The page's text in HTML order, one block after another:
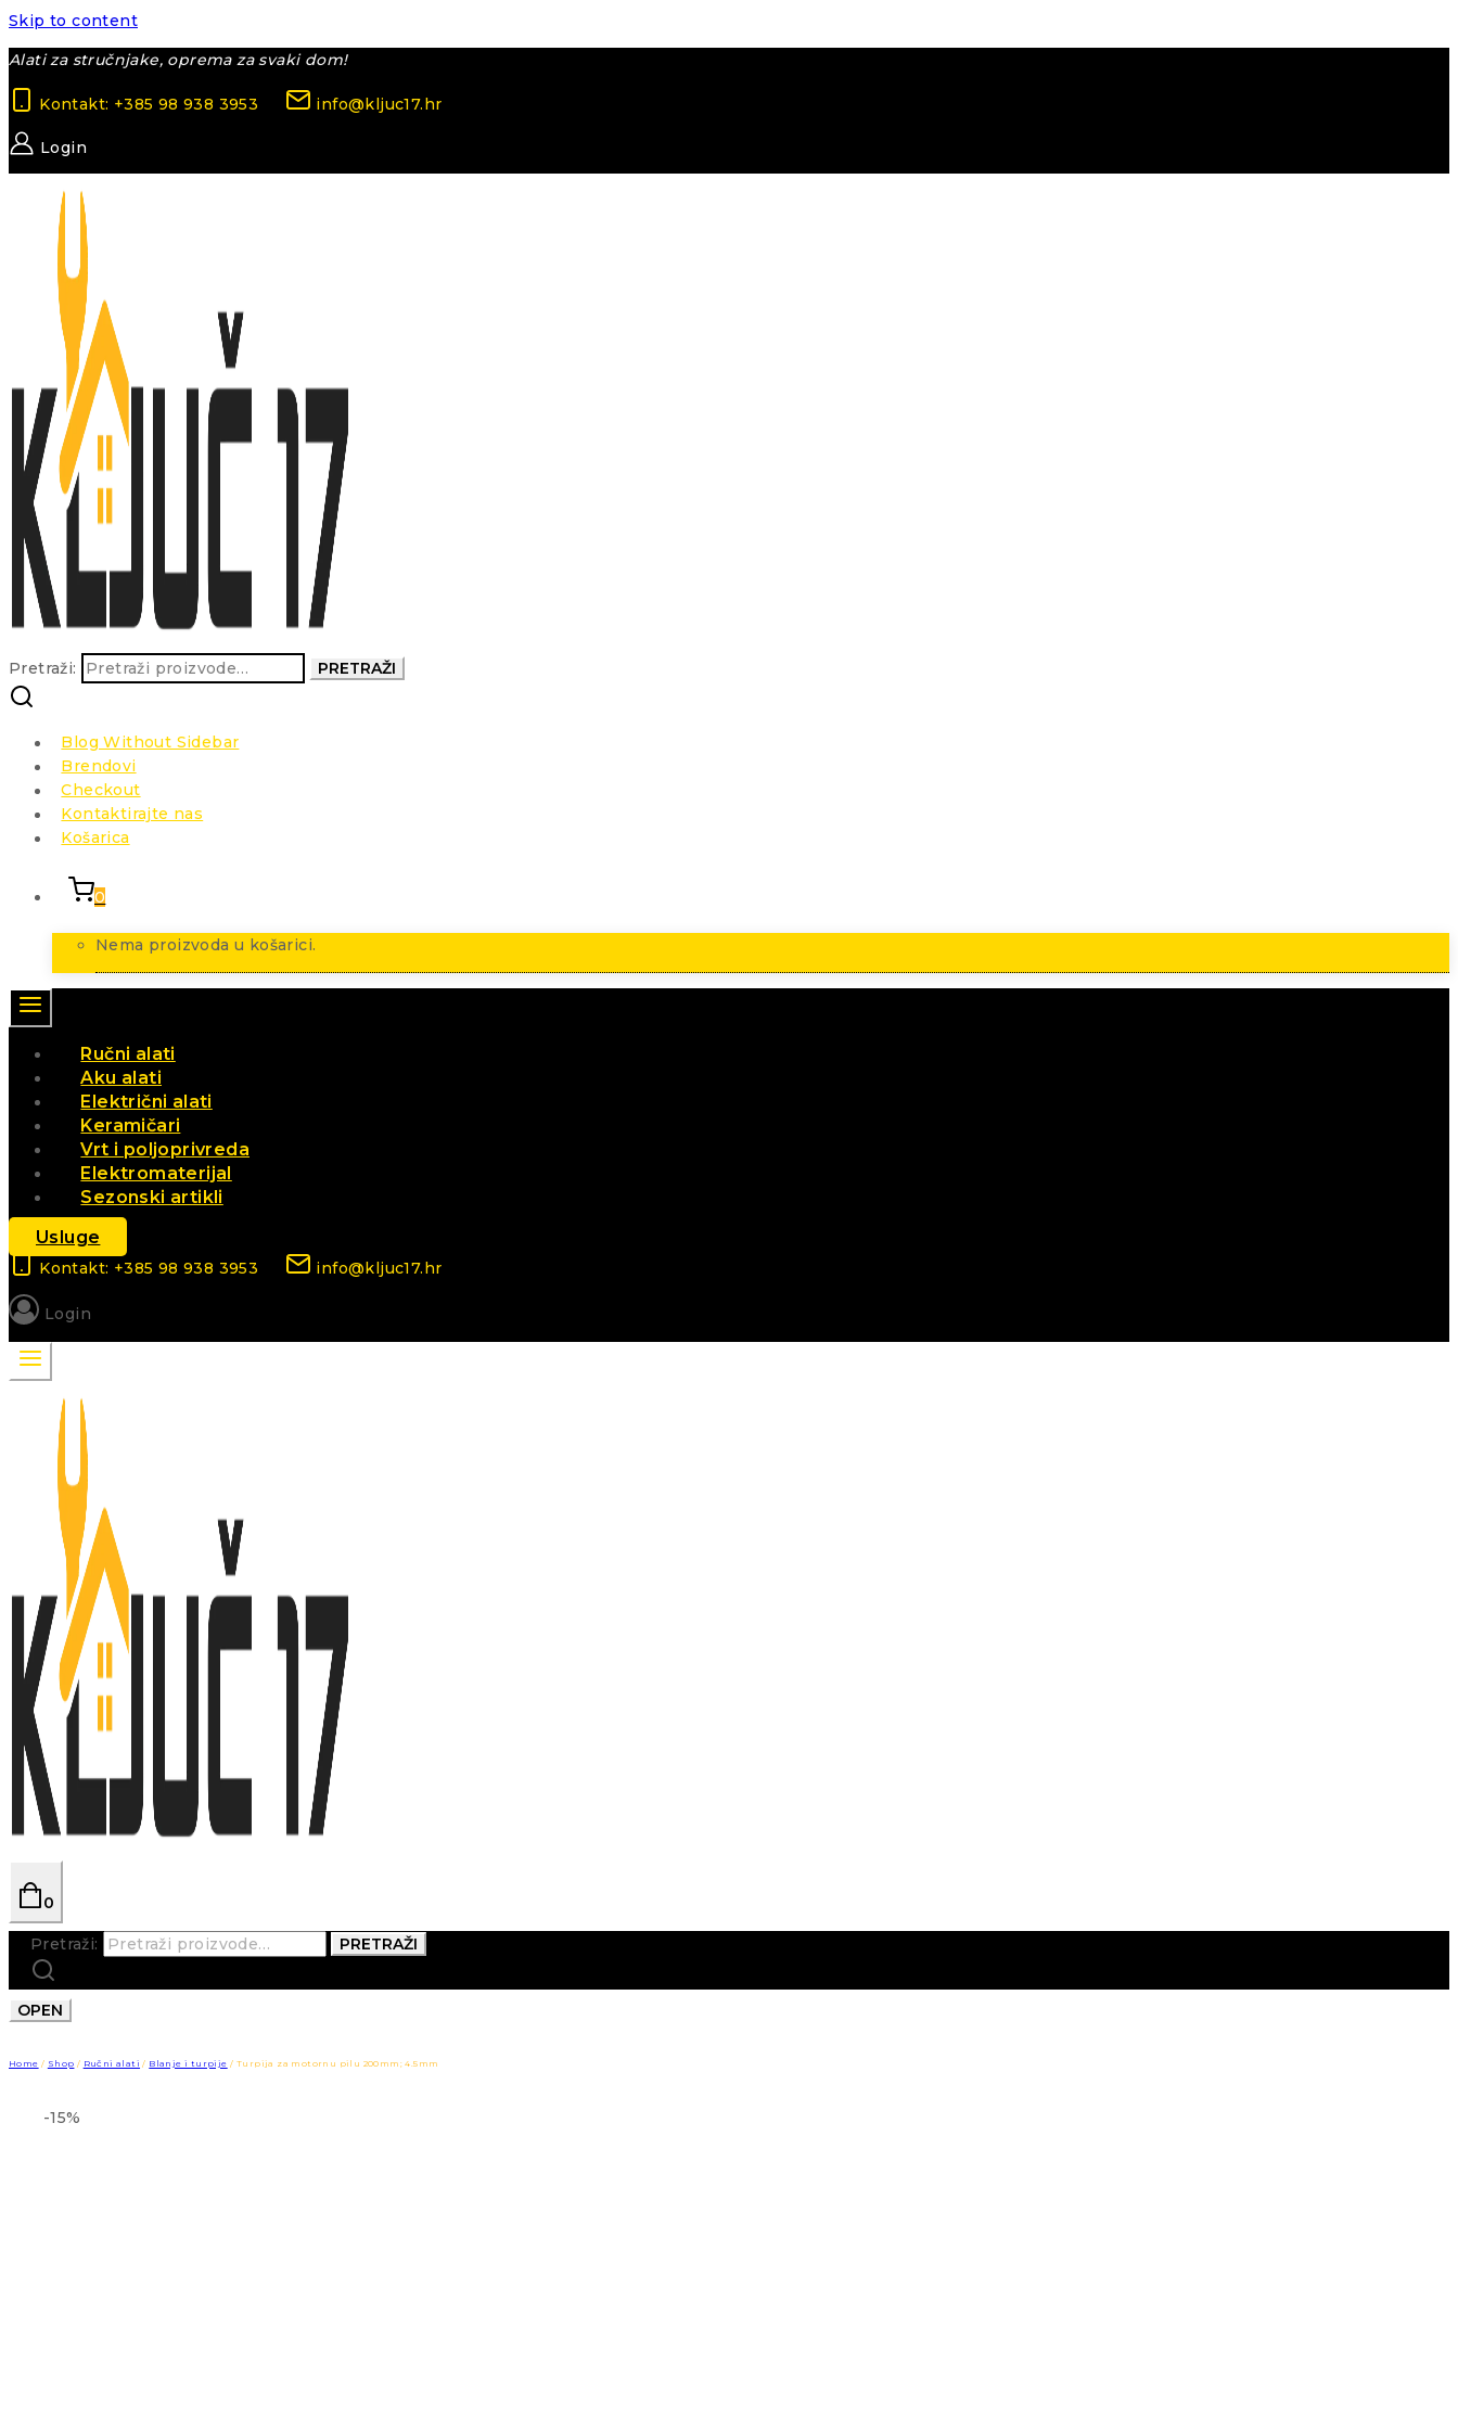
Skip to content
Alati za stručnjake, oprema za svaki dom!
Kontakt: +385 98 938 3953 info@kljuc17.hr
Login
Pretraži: PRETRAŽI
Blog Without Sidebar
Brendovi
Checkout
Kontaktirajte nas
Košarica
0
Nema proizvoda u košarici.
Ručni alati
Aku alati
Električni alati
Keramičari
Vrt i poljoprivreda
Elektromaterijal
Sezonski artikli
Usluge
Kontakt: +385 98 938 3953 info@kljuc17.hr
Login
0
Pretraži: PRETRAŽI
OPEN
Home / Shop / Ručni alati / Blanje i turpije / Turpija za motornu pilu 200mm; 4.5mm
-15%